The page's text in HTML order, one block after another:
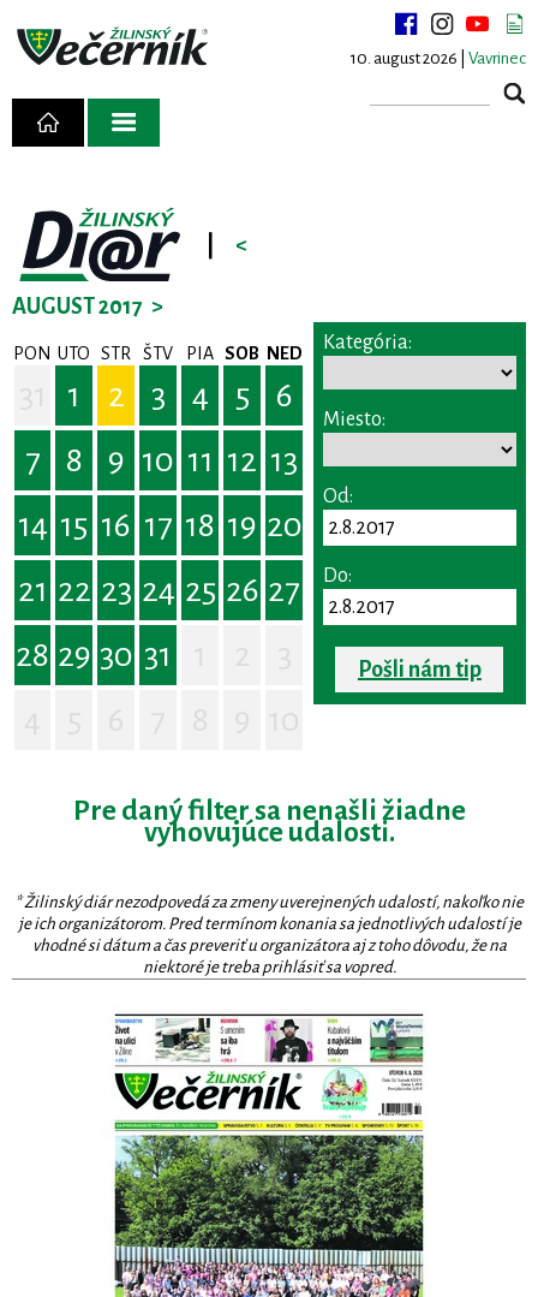
10. august 2026 | Vavrinec
<
AUGUST 2017 >
PON UTO STR ŠTV PIA SOB NED
1 2 3 4 5
6
7
8 9 10 11 12 13
14 15 16 17 18 19 20
21 22 23 24 25 26 27
28 29 30 31
Kategória:
Miesto:
Od:
Do:
Pošli nám tip
Pre daný filter sa nenašli žiadne
vyhovujúce udalosti.
* Žilinský diár nezodpovedá za zmeny uverejnených udalostí, nakoľko nie
je ich organizátorom. Pred termínom konania sa jednotlivých udalostí je
vhodné si dátum a čas preveriť u organizátora aj z toho dôvodu, že na
niektoré je treba prihlásiť sa vopred.